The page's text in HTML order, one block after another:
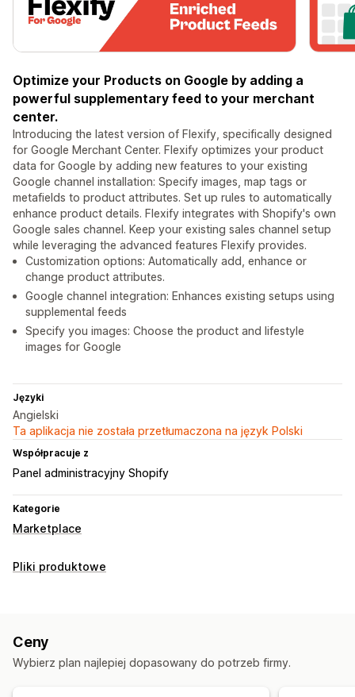
Optimize your Products on Google by adding a
powerful supplementary feed to your merchant
center.
Introducing the latest version of Flexify, specifically designed
for Google Merchant Center. Flexify optimizes your product
data for Google by adding new features to your existing
Google channel installation: Specify images, map tags or
metafields to product attributes. Set up rules to automatically
enhance product details. Flexify integrates with Shopify's own
Google sales channel. Keep your existing sales channel setup
while leveraging the advanced features Flexify provides.
Customization options: Automatically add, enhance or
change product attributes.
Google channel integration: Enhances existing setups using
supplemental feeds
Specify you images: Choose the product and lifestyle
images for Google
Języki
Angielski
Ta aplikacja nie została przetłumaczona na język Polski
Współpracuje z
Panel administracyjny Shopify
Kategorie
Marketplace
Pliki produktowe
Ceny
Wybierz plan najlepiej dopasowany do potrzeb firmy.